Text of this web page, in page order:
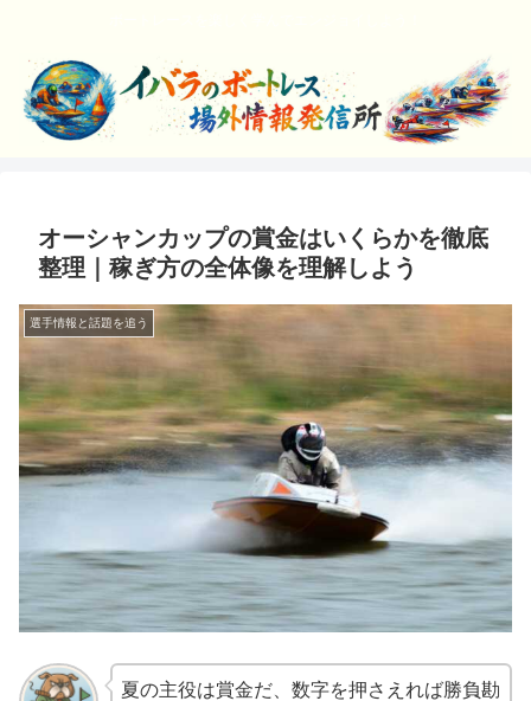
オーシャンカップの賞金はいくらかを徹底
整理｜稼ぎ方の全体像を理解しよう
選手情報と話題を追う
夏の主役は賞金だ、数字を押さえれば勝負勘